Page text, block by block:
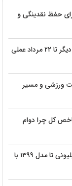
حفظ نقدینگی و
بحران مطالبات گندمکاران؛ وعده پرداخت ۱۱۰ همت دیگر تا ۲۲ مرداد عملی
ورزشی و مسیر
هزار واحدی شاخص کل چرا دوام
قیمت پراید کارکرده در تیر ۱۴۰۵؛ از هاچ‌بک ۲۵۸ میلیونی تا مدل ۱۳۹۹ با